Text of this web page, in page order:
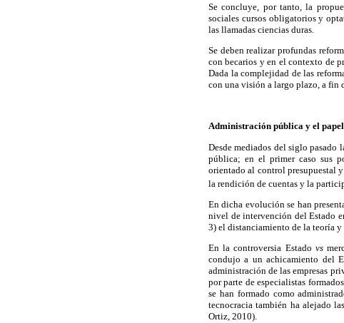
Se concluye, por tanto, la
sociales cursos obligatorios y
las llamadas ciencias duras.
Se deben realizar profundas
con becarios y en el contexto de
Dada la complejidad de las
con una visión a largo plazo, a fin
Administración pública y el
Desde mediados del siglo pasado
pública; en el primer caso sus
orientado al control presupuestal
la rendición de cuentas y la
En dicha evolución se han
nivel de intervención del Estado
3) el distanciamiento de la teoría
En la controversia Estado vs
condujo a un achicamiento del
administración de las empresas
por parte de especialistas
se han formado como
tecnocracia también ha alejado
Ortiz, 2010).